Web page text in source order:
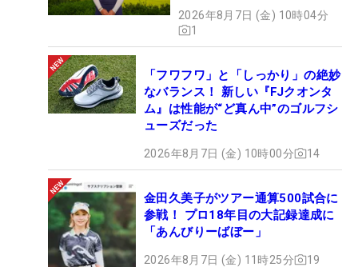
2026年8月7日 (金) 10時04分
1
「フワフワ」と「しっかり」の絶妙
なバランス！ 新しい『FJクオンタ
ム』は性能が“ど真ん中”のゴルフシ
ューズだった
2026年8月7日 (金) 10時00分 14
金田久美子がツアー通算500試合に
参戦！ プロ18年目の大記録達成に
「あんびりーばぼー」
2026年8月7日 (金) 11時25分 19